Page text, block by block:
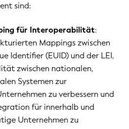
sind:
für Interoperabilität:
Mappings zwischen
Identifier (EUID) und der LEI,
zwischen nationalen,
Systemen zur
zu verbessern und
für innerhalb und
Unternehmen zu